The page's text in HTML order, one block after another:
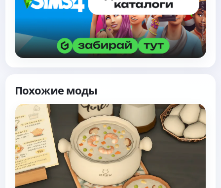
Похожие моды